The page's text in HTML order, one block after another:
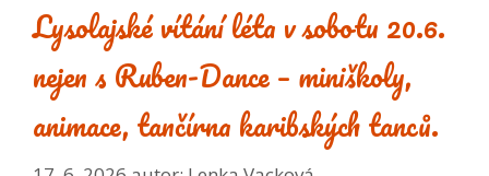
Lysolajské vítání léta v sobotu 20.6.
nejen s Ruben-Dance – miniškoly,
animace, tančírna karibských tanců.